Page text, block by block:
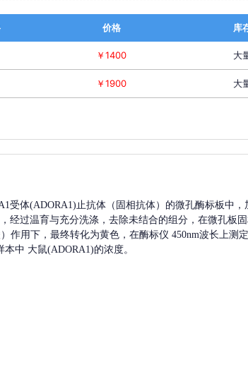
价格 库
￥1400 大
￥1900 大
受体(ADORA1)止抗体（固相抗体）的微孔酶标板中，
，经过温育与充分洗涤，去除未结合的组分，在微孔板
用下，最终转化为黄色，在酶标仪 450nm波长上测
本中 大鼠(ADORA1)的浓度。